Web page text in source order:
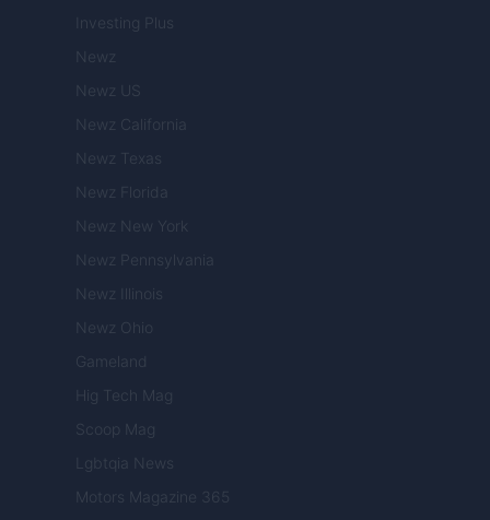
Investing Plus
Newz
Newz US
Newz California
Newz Texas
Newz Florida
Newz New York
Newz Pennsylvania
Newz Illinois
Newz Ohio
Gameland
Hig Tech Mag
Scoop Mag
Lgbtqia News
Motors Magazine 365